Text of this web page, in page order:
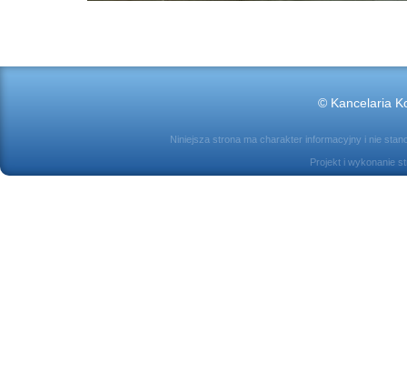
© Kancelaria
Niniejsza strona ma charakter informacyjny i nie
Projekt i wykonanie